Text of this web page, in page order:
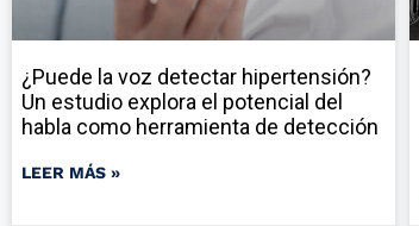
¿Puede la voz detectar hipertensión?
Un estudio explora el potencial del
habla como herramienta de detección
LEER MÁS »